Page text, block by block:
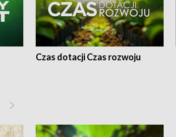
Czas dotacji Czas rozwoju